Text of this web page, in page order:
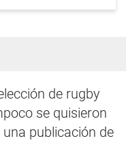
de rugby
se quisieron
publicación de